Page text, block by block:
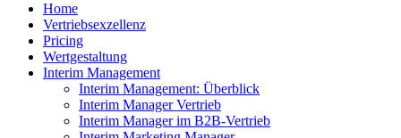
Home
Vertriebsexzellenz
Pricing
Wertgestaltung
Interim Management
Interim Management: Überblick
Interim Manager Vertrieb
Interim Manager im B2B-Vertrieb